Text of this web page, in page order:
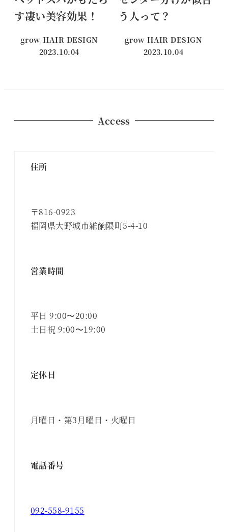
す凄い美容効果！
grow HAIR DESIGN
投稿日
2023.10.04
う人って？
grow HAIR DESIGN
投稿日
2023.10.04
Access
住所
〒816-0923
福岡県大野城市雑餉隈町5-4-10
営業時間
平日 9:00〜20:00
土日祝 9:00〜19:00
定休日
月曜日・第3月曜日・火曜日
電話番号
092-558-9155